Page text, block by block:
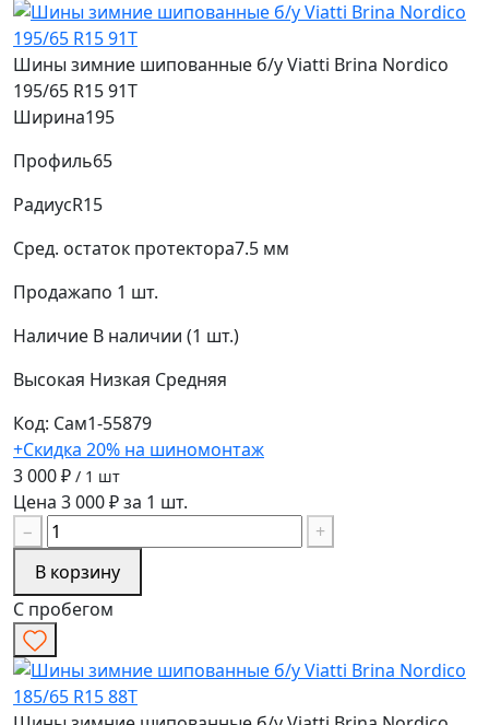
Шины зимние шипованные б/у Viatti Brina Nordico
195/65 R15 91T
Ширина195
Профиль65
РадиусR15
Сред. остаток протектора7.5 мм
Продажапо 1 шт.
Наличие В наличии (1 шт.)
Высокая Низкая Средняя
Код: Сам1-55879
+Скидка 20% на шиномонтаж
3 000 ₽ / 1 шт
Цена 3 000 ₽ за 1 шт.
−
+
В корзину
С пробегом